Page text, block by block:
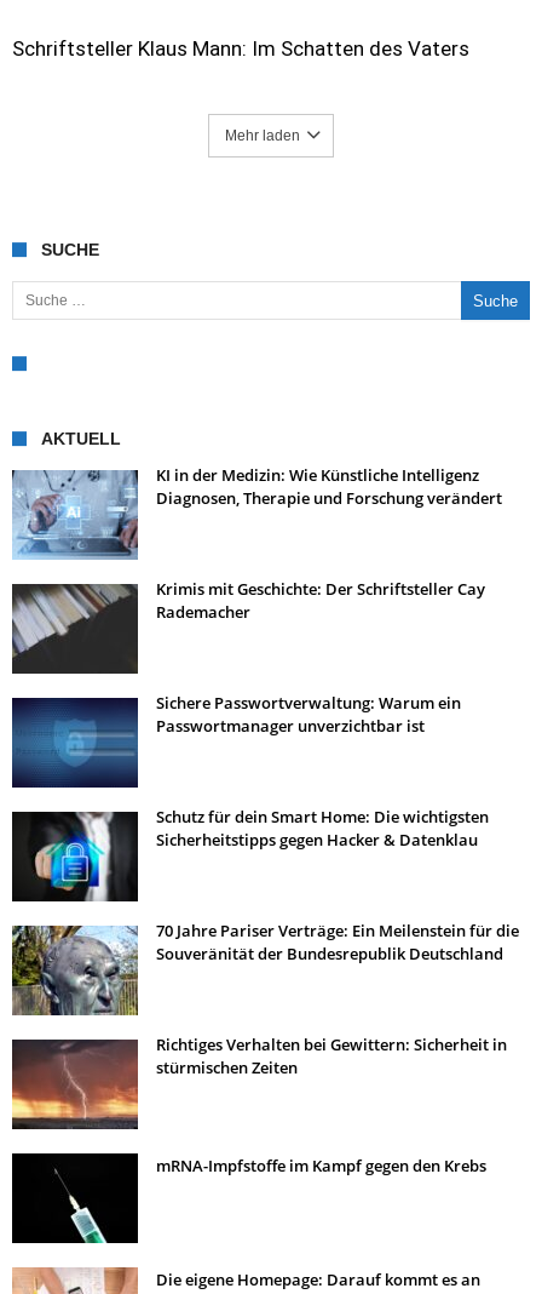
Schriftsteller Klaus Mann: Im Schatten des Vaters
Mehr laden
SUCHE
Suche nach:
AKTUELL
KI in der Medizin: Wie Künstliche Intelligenz
Diagnosen, Therapie und Forschung verändert
Krimis mit Geschichte: Der Schriftsteller Cay
Rademacher
Sichere Passwortverwaltung: Warum ein
Passwortmanager unverzichtbar ist
Schutz für dein Smart Home: Die wichtigsten
Sicherheitstipps gegen Hacker & Datenklau
70 Jahre Pariser Verträge: Ein Meilenstein für die
Souveränität der Bundesrepublik Deutschland
Richtiges Verhalten bei Gewittern: Sicherheit in
stürmischen Zeiten
mRNA-Impfstoffe im Kampf gegen den Krebs
Die eigene Homepage: Darauf kommt es an